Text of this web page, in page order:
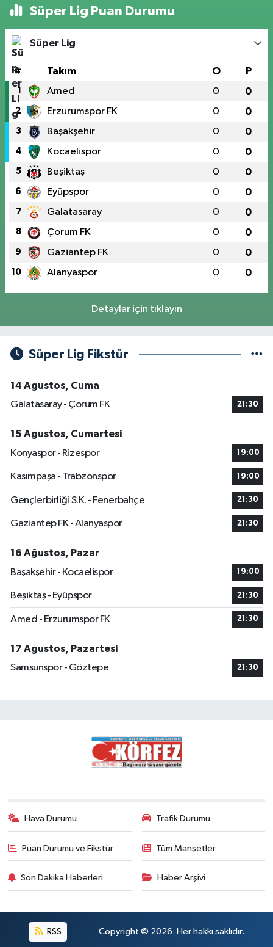
Süper Lig Puan Durumu
Süper Lig
# Takım O P
1 Amed 0 0
2 Erzurumspor FK 0 0
3 Başakşehir 0 0
4 Kocaelispor 0 0
5 Beşiktaş 0 0
6 Eyüpspor 0 0
7 Galatasaray 0 0
8 Çorum FK 0 0
9 Gaziantep FK 0 0
10 Alanyaspor 0 0
Detaylar için tıklayın
Süper Lig Fikstür
14 Ağustos, Cuma
Galatasaray - Çorum FK
21:30
15 Ağustos, Cumartesi
Konyaspor - Rizespor
19:00
Kasımpaşa - Trabzonspor 19:00
Gençlerbirliği S.K. - Fenerbahçe 21:30
Gaziantep FK - Alanyaspor 21:30
16 Ağustos, Pazar
Başakşehir - Kocaelispor
19:00
Beşiktaş - Eyüpspor 21:30
Amed - Erzurumspor FK 21:30
17 Ağustos, Pazartesi
Samsunspor - Göztepe
21:30
Hava Durumu Trafik Durumu
Puan Durumu ve Fikstür Tüm Manşetler
Son Dakika Haberleri Haber Arşivi
RSS Copyright © 2026. Her hakkı saklıdır.